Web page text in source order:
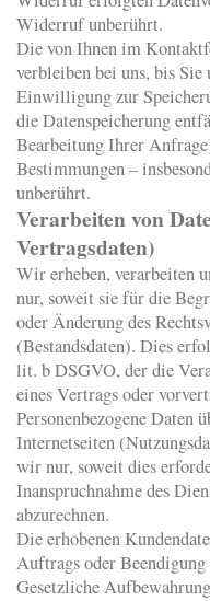
Widerruf unberührt.
Die von Ihnen im
verbleiben bei uns, bis
Einwilligung zur
die Datenspeicherung
Bearbeitung Ihrer
Bestimmungen –
unberührt.
Verarbeiten von
Vertragsdaten)
Wir erheben, verarbeiten
nur, soweit sie für die
oder Änderung des
(Bestandsdaten). Dies
lit. b DSGVO, der die
eines Vertrags oder
Personenbezogene Daten
Internetseiten
wir nur, soweit dies
Inanspruchnahme des
abzurechnen.
Die erhobenen
Auftrags oder Beendigung
Gesetzliche